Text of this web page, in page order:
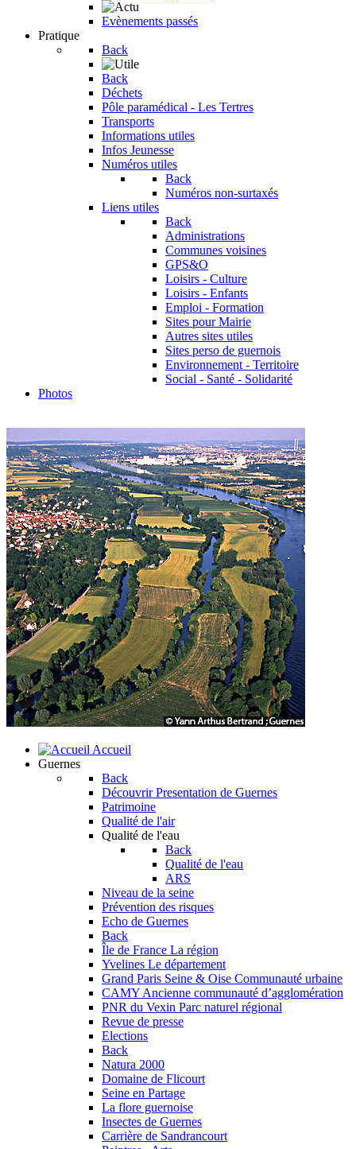
Evènements passés
Pratique
Back
Back
Déchets
Pôle paramédical - Les Tertres
Transports
Informations utiles
Infos Jeunesse
Numéros utiles
Back
Numéros non-surtaxés
Liens utiles
Back
Administrations
Communes voisines
GPS&O
Loisirs - Culture
Loisirs - Enfants
Emploi - Formation
Sites pour Mairie
Autres sites utiles
Sites perso de guernois
Environnement - Territoire
Social - Santé - Solidarité
Photos
Accueil
Guernes
Back
Découvrir Presentation de Guernes
Patrimoine
Qualité de l'air
Qualité de l'eau
Back
Qualité de l'eau
ARS
Niveau de la seine
Prévention des risques
Echo de Guernes
Back
Île de France La région
Yvelines Le département
Grand Paris Seine & Oise Communauté urbaine
CAMY Ancienne communauté d’agglomération
PNR du Vexin Parc naturel régional
Revue de presse
Elections
Back
Natura 2000
Domaine de Flicourt
Seine en Partage
La flore guernoise
Insectes de Guernes
Carrière de Sandrancourt